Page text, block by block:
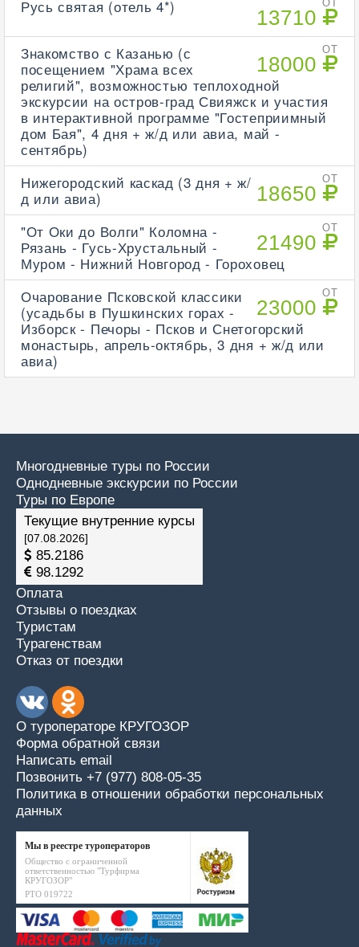
ОТ
13710
Русь святая (отель 4*)
ОТ
18000
Знакомство с Казанью (с
посещением "Храма всех
религий", возможностью теплоходной
экскурсии на остров-град Свияжск и участия
в интерактивной программе "Гостеприимный
дом Бая", 4 дня + ж/д или авиа, май -
сентябрь)
ОТ
18650
Нижегородский каскад (3 дня + ж/
д или авиа)
ОТ
21490
"От Оки до Волги" Коломна -
Рязань - Гусь-Хрустальный -
Муром - Нижний Новгород - Гороховец
ОТ
23000
Очарование Псковской классики
(усадьбы в Пушкинских горах -
Изборск - Печоры - Псков и Снетогорский
монастырь, апрель-октябрь, 3 дня + ж/д или
авиа)
Многодневные туры по России
Однодневные экскурсии по России
Туры по Европе
Текущие внутренние курсы
[07.08.2026]
85.2186
98.1292
Оплата
Отзывы о поездках
Туристам
Турагенствам
Отказ от поездки
О туроператоре КРУГОЗОР
Форма обратной связи
Написать email
Позвонить +7 (977) 808-05-35
Политика в отношении обработки персональных
данных
Мы в реестре туроператоров
Общество с ограниченной
ответственностью "Турфирма
КРУГОЗОР"
РТО 019722